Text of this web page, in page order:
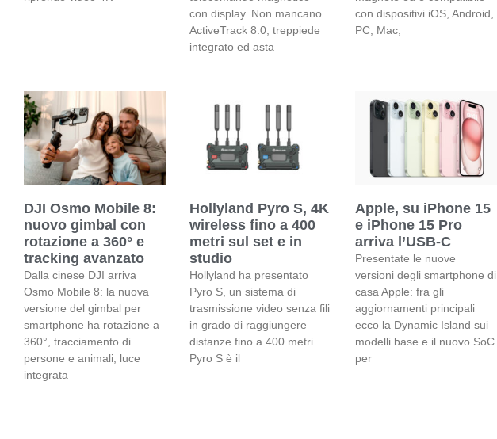
con display. Non mancano
ActiveTrack 8.0, treppiede
integrato ed asta
con dispositivi iOS, Android,
PC, Mac,
DJI Osmo Mobile 8:
nuovo gimbal con
rotazione a 360° e
tracking avanzato
Dalla cinese DJI arriva
Osmo Mobile 8: la nuova
versione del gimbal per
smartphone ha rotazione a
360°, tracciamento di
persone e animali, luce
integrata
Hollyland Pyro S, 4K
wireless fino a 400
metri sul set e in
studio
Hollyland ha presentato
Pyro S, un sistema di
trasmissione video senza fili
in grado di raggiungere
distanze fino a 400 metri
Pyro S è il
Apple, su iPhone 15
e iPhone 15 Pro
arriva l’USB-C
Presentate le nuove
versioni degli smartphone di
casa Apple: fra gli
aggiornamenti principali
ecco la Dynamic Island sui
modelli base e il nuovo SoC
per